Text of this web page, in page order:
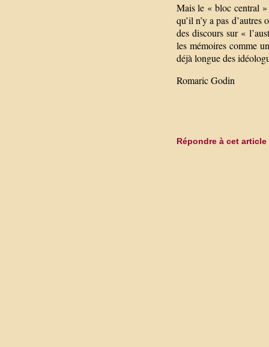
Mais le « bloc central »
qu’il n’y a pas
des discours sur «
les mémoires comme
déjà longue des
Romaric Godin
Répondre à cet article